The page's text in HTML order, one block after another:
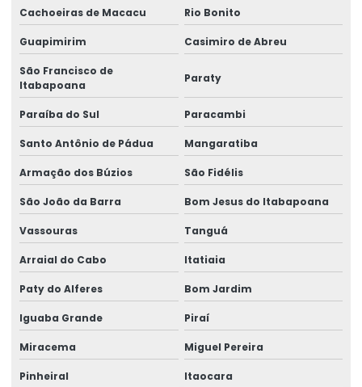
Etiquetas Adesivas Para Identificação De Produtos
Etiquetas Adesivas Para Marcação De Produtos
Etiquetas Adesivas Para Produtos
Etiquetas Adesivas Para Produtos Alimentícios
Etiquetas Adesivas Para Roupas E Têxteis
Etiquetas Adesivas Personalizadas
Etiquetas Auto Adesivas Para Vários Segmentos
Etiquetas De Bopp Transparente
Etiquetas De Papel Couchê Fosco E Brilho
Etiquetas De Preço Para Loja
Etiquetas Eletrônicas E Impressas
Cachoeiras de Macacu Rio Bonito
Guapimirim Casimiro de Abreu
São Francisco de
Itabapoana
Paraty
Paraíba do Sul Paracambi
Santo Antônio de Pádua Mangaratiba
Armação dos Búzios São Fidélis
São João da Barra Bom Jesus do Itabapoana
Vassouras Tanguá
Arraial do Cabo Itatiaia
Paty do Alferes Bom Jardim
Iguaba Grande Piraí
Miracema Miguel Pereira
Pinheiral Itaocara